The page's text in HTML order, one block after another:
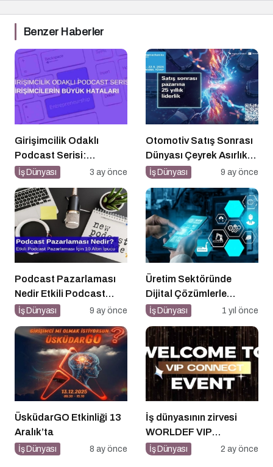
Benzer Haberler
Girişimcilik Odaklı
Podcast Serisi:
Girişimcilerin Büyük
İş Dünyası 3 ay önce
Otomotiv Satış Sonrası
Dünyası Çeyrek Asırlık
Zirve İçin İstanbul’da
İş Dünyası 9 ay önce
Podcast Pazarlaması
Nedir Etkili Podcast
Pazarlaması için 10
İş Dünyası 9 ay önce
Üretim Sektöründe
Dijital Çözümlerle
Rekabet Avantajı
İş Dünyası 1 yıl önce
ÜsküdarGO Etkinliği 13
Aralık’ta
İş Dünyası 8 ay önce
İş dünyasının zirvesi
WORLDEF VIP
Connect’te buluştu
İş Dünyası 2 ay önce